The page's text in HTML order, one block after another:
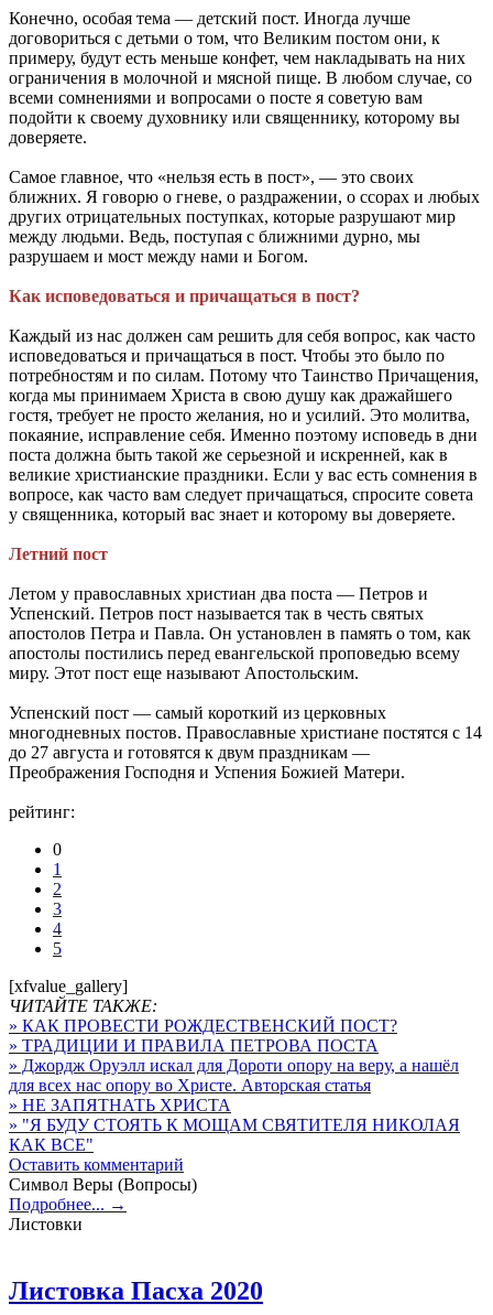
Конечно, особая тема — детский пост. Иногда лучше
договориться с детьми о том, что Великим постом они, к
примеру, будут есть меньше конфет, чем накладывать на них
ограничения в молочной и мясной пище. В любом случае, со
всеми сомнениями и вопросами о посте я советую вам
подойти к своему духовнику или священнику, которому вы
доверяете.
Самое главное, что «нельзя есть в пост», — это своих
ближних. Я говорю о гневе, о раздражении, о ссорах и любых
других отрицательных поступках, которые разрушают мир
между людьми. Ведь, поступая с ближними дурно, мы
разрушаем и мост между нами и Богом.
Как исповедоваться и причащаться в пост?
Каждый из нас должен сам решить для себя вопрос, как часто
исповедоваться и причащаться в пост. Чтобы это было по
потребностям и по силам. Потому что Таинство Причащения,
когда мы принимаем Христа в свою душу как дражайшего
гостя, требует не просто желания, но и усилий. Это молитва,
покаяние, исправление себя. Именно поэтому исповедь в дни
поста должна быть такой же серьезной и искренней, как в
великие христианские праздники. Если у вас есть сомнения в
вопросе, как часто вам следует причащаться, спросите совета
у священника, который вас знает и которому вы доверяете.
Летний пост
Летом у православных христиан два поста — Петров и
Успенский. Петров пост называется так в честь святых
апостолов Петра и Павла. Он установлен в память о том, как
апостолы постились перед евангельской проповедью всему
миру. Этот пост еще называют Апостольским.
Успенский пост — самый короткий из церковных
многодневных постов. Православные христиане постятся с 14
до 27 августа и готовятся к двум праздникам —
Преображения Господня и Успения Божией Матери.
рейтинг:
0
1
2
3
4
5
[xfvalue_gallery]
ЧИТАЙТЕ ТАКЖЕ:
» КАК ПРОВЕСТИ РОЖДЕСТВЕНСКИЙ ПОСТ?
» ТРАДИЦИИ И ПРАВИЛА ПЕТРОВА ПОСТА
» Джордж Оруэлл искал для Дороти опору на веру, а нашёл
для всех нас опору во Христе. Авторская статья
» НЕ ЗАПЯТНАТЬ ХРИСТА
» "Я БУДУ СТОЯТЬ К МОЩАМ СВЯТИТЕЛЯ НИКОЛАЯ
КАК ВСЕ"
Оставить комментарий
Символ Веры (Вопросы)
Подробнее... →
Листовки
Листовка Пасха 2020